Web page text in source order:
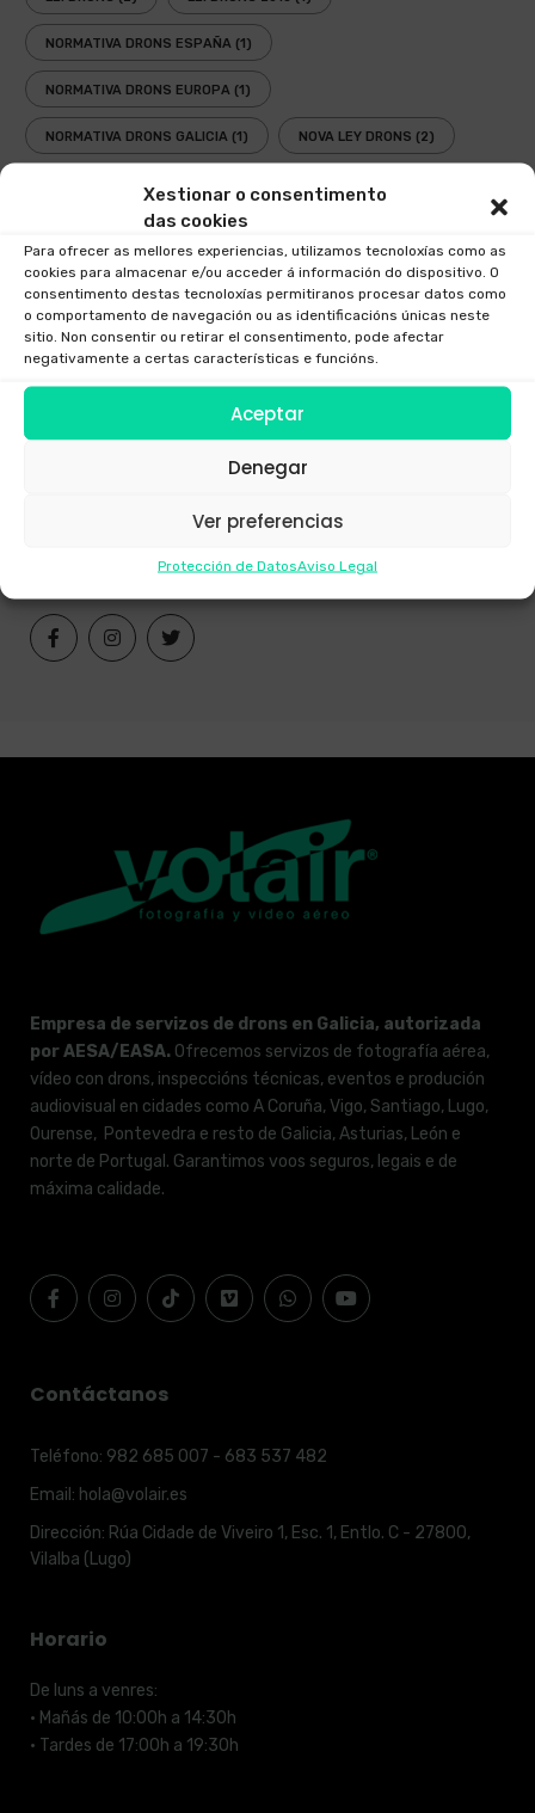
Xestionar o consentimento
das cookies
Para ofrecer as mellores experiencias, utilizamos tecnoloxías como as
cookies para almacenar e/ou acceder á información do dispositivo. O
consentimento destas tecnoloxías permitiranos procesar datos como
o comportamento de navegación ou as identificacións únicas neste
sitio. Non consentir ou retirar el consentimento, pode afectar
negativamente a certas características e funcións.
Aceptar
Denegar
Ver preferencias
Protección de DatosAviso Legal
NORMATIVA DRONS ESPAÑA (1)
NORMATIVA DRONS EUROPA (1)
NORMATIVA DRONS GALICIA (1) NOVA LEY DRONS (2)
OPERADORES DRONS(1)
PLANIFICADOR VOOS DRONS(1)
PLANIFICAR VOOO RECREATIVO DRON(1)
REAL DECRETO 517/2024
(1)
Empresa de servizos de drons en Galicia, autorizada
por AESA/EASA. Ofrecemos servizos de fotografía aérea,
vídeo con drons, inspeccións técnicas, eventos e produción
audiovisual en cidades como A Coruña, Vigo, Santiago, Lugo,
Ourense, Pontevedra e resto de Galicia, Asturias, León e
norte de Portugal. Garantimos voos seguros, legais e de
máxima calidade.
Contáctanos
Teléfono: 982 685 007 - 683 537 482
Email: hola@volair.es
Dirección: Rúa Cidade de Viveiro 1, Esc. 1, Entlo. C - 27800,
Vilalba (Lugo)
Horario
De luns a venres:
· Mañás de 10:00h a 14:30h
· Tardes de 17:00h a 19:30h